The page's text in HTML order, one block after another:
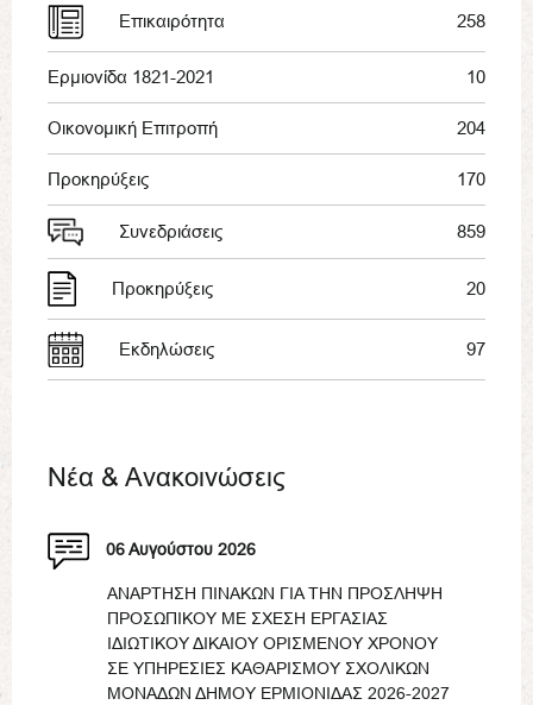
Επικαιρότητα 258
Ερμιονίδα 1821-2021 10
Οικονομική Επιτροπή 204
Προκηρύξεις 170
Συνεδριάσεις 859
Προκηρύξεις 20
Εκδηλώσεις 97
Νέα & Ανακοινώσεις
06 Αυγούστου 2026
ΑΝΑΡΤΗΣΗ ΠΙΝΑΚΩΝ ΓΙΑ ΤΗΝ ΠΡΟΣΛΗΨΗ
ΠΡΟΣΩΠΙΚΟΥ ΜΕ ΣΧΕΣΗ ΕΡΓΑΣΙΑΣ
ΙΔΙΩΤΙΚΟΥ ΔΙΚΑΙΟΥ ΟΡΙΣΜΕΝΟΥ ΧΡΟΝΟΥ
ΣΕ ΥΠΗΡΕΣΙΕΣ ΚΑΘΑΡΙΣΜΟΥ ΣΧΟΛΙΚΩΝ
ΜΟΝΑΔΩΝ ΔΗΜΟΥ ΕΡΜΙΟΝΙΔΑΣ 2026-2027